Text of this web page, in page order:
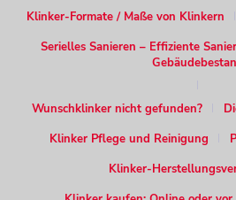
Klinker-Formate / Maße von Klinkern
Serielles Sanieren – Effiziente
Wunschklinker nicht gefunden?
Klinker Pflege und Reinigung
Klinker-